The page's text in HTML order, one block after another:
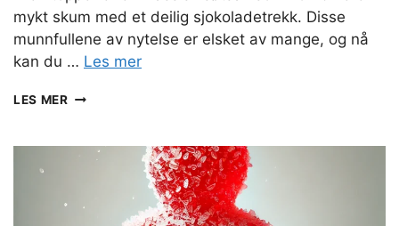
mykt skum med et deilig sjokoladetrekk. Disse
munnfullene av nytelse er elsket av mange, og nå
kan du … Les mer
LES MERLAGE
STOR
OPPSKRIFT